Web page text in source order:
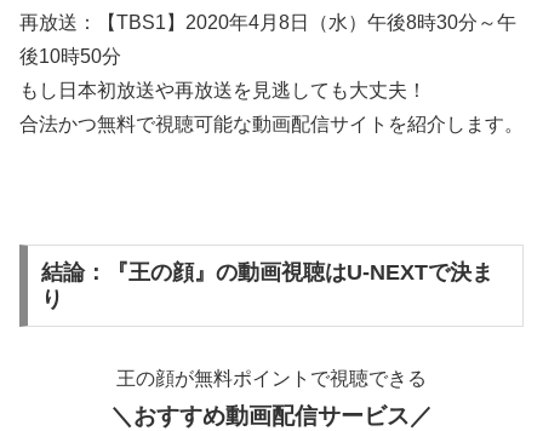
再放送：【TBS1】2020年4月8日（水）午後8時30分～午
後10時50分
もし日本初放送や再放送を見逃しても大丈夫！
合法かつ無料で視聴可能な動画配信サイトを紹介します。
結論：『王の顔』の動画視聴はU-NEXTで決ま
り
王の顔が無料ポイントで視聴できる
＼おすすめ動画配信サービス／